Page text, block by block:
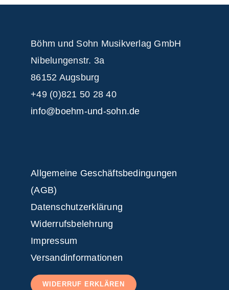
Böhm und Sohn Musikverlag GmbH
Nibelungenstr. 3a
86152 Augsburg
+49 (0)821 50 28 40
info@boehm-und-sohn.de
Allgemeine Geschäftsbedingungen
(AGB)
Datenschutzerklärung
Widerrufsbelehrung
Impressum
Versandinformationen
WIDERRUF ERKLÄREN